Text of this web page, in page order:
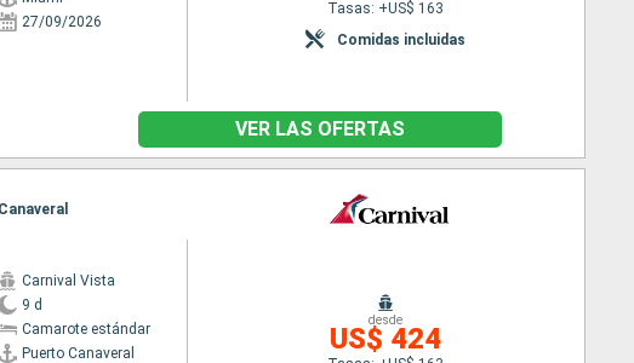
27/09/2026
Tasas: +US$ 163
Comidas incluidas
VER LAS OFERTAS
Carnival Vista
9 d
Camarote estándar
Puerto Canaveral
desde
US$ 424